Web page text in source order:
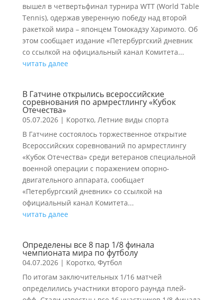
вышел в четвертьфинал турнира WTT (World Table
Tennis), одержав уверенную победу над второй
ракеткой мира – японцем Томокадзу Харимото. Об
этом сообщает издание «Петербургский дневник
со ссылкой на официальный канал Комитета...
читать далее
В Гатчине открылись всероссийские
соревнования по армрестлингу «Кубок
Отечества»
05.07.2026| Коротко, Летние виды спорта
В Гатчине состоялось торжественное открытие
Всероссийских соревнований по армрестлингу
«Кубок Отечества» среди ветеранов специальной
военной операции с поражением опорно-
двигательного аппарата, сообщает
«Петербургский дневник» со ссылкой на
официальный канал Комитета...
читать далее
Определены все 8 пар 1/8 финала
чемпионата мира по футболу
04.07.2026| Коротко, Футбол
По итогам заключительных 1/16 матчей
определились участники второго раунда плей-